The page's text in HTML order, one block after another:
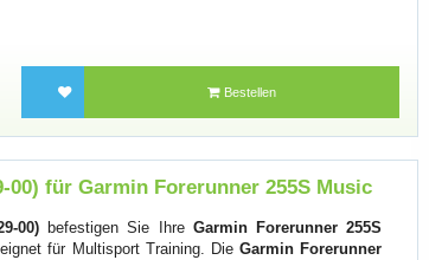
Bestellen
00) für Garmin Forerunner 255S Music
00) befestigen Sie Ihre Garmin Forerunner 255S
für Multisport Training. DieGarmin Forerunner